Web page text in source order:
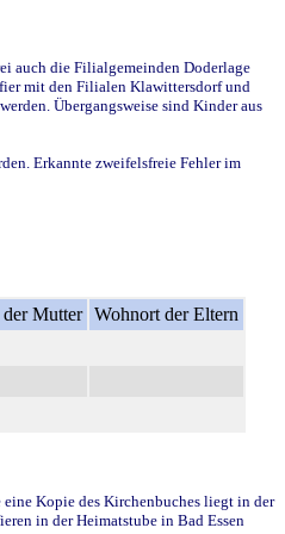
auch die Filialgemeinden Doderlage
mit den Filialen Klawittersdorf und
Übergangsweise sind Kinder aus
Erkannte zweifelsfreie Fehler im
Mutter Wohnort der Eltern
Kopie des Kirchenbuches liegt in der
in der Heimatstube in Bad Essen